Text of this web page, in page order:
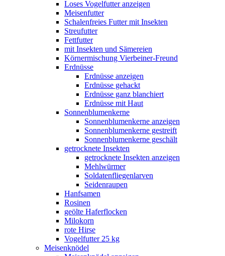
Loses Vogelfutter anzeigen
Meisenfutter
Schalenfreies Futter mit Insekten
Streufutter
Fettfutter
mit Insekten und Sämereien
Körnermischung Vierbeiner-Freund
Erdnüsse
Erdnüsse anzeigen
Erdnüsse gehackt
Erdnüsse ganz blanchiert
Erdnüsse mit Haut
Sonnenblumenkerne
Sonnenblumenkerne anzeigen
Sonnenblumenkerne gestreift
Sonnenblumenkerne geschält
getrocknete Insekten
getrocknete Insekten anzeigen
Mehlwürmer
Soldatenfliegenlarven
Seidenraupen
Hanfsamen
Rosinen
geölte Haferflocken
Milokorn
rote Hirse
Vogelfutter 25 kg
Meisenknödel